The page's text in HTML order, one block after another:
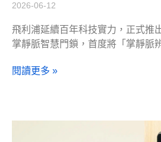
2026-06-12
飛利浦延續百年科技實力，正式推
掌靜脈智慧門鎖，首度將「掌靜脈
閱讀更多 »